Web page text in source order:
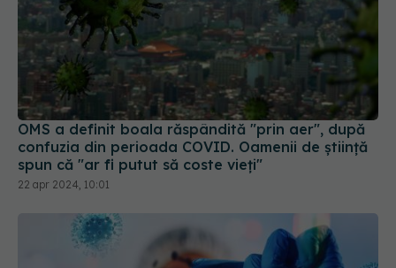
OMS a definit boala răspândită "prin aer", după
confuzia din perioada COVID. Oamenii de știință
spun că "ar fi putut să coste vieți"
22 apr 2024, 10:01